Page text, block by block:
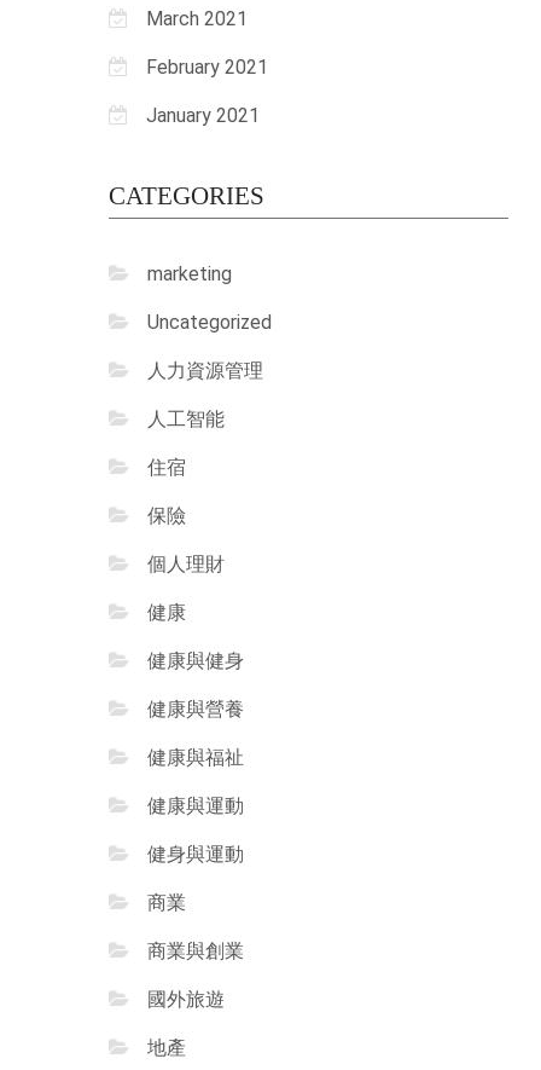
March 2021
February 2021
January 2021
CATEGORIES
marketing
Uncategorized
人力資源管理
人工智能
住宿
保險
個人理財
健康
健康與健身
健康與營養
健康與福祉
健康與運動
健身與運動
商業
商業與創業
國外旅遊
地產